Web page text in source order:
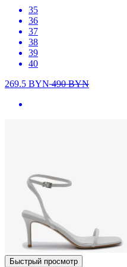
35
36
37
38
39
40
269.5 BYN490BYN
Быстрый просмотр